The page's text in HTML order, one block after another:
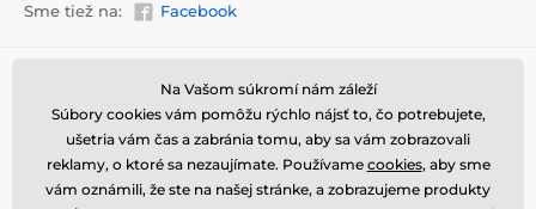
Vysoko kvalitná tlač
obrazov dôkladne vybrali nielen plátno, farby, ale aj
plátno, ktorého hmotnosť je370 g/m2 . Plátno
pozostáva zozmesi polyesteru a bavlny.Nezabudli
sme ani na starostlivý výber farieb, ktoré sú
ekologické, čo znamená, že nezapáchajú
Sme tiež na: Facebook
Informácie o nákupe
Obchodné a reklamačné
podmienky
Ochrana osobných údajov
Užitočné informácie
Často kladené otázky
Magazín
Kontakty
Na Vašom súkromí nám záleží
Súbory cookies vám pomôžu rýchlo nájsť to, čo potrebujete,
ušetria vám čas a zabránia tomu, aby sa vám zobrazovali
reklamy, o ktoré sa nezaujímate. Používame cookies, aby sme
vám oznámili, že ste na našej stránke, a zobrazujeme produkty